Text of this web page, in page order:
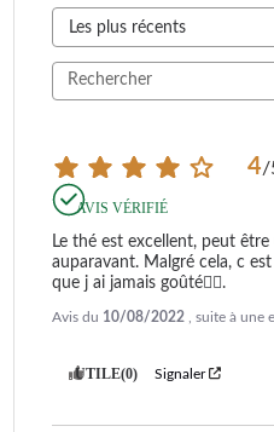
4/
AVIS VÉRIFIÉ
Le thé est excellent, peut
auparavant. Malgré cela, c
que j ai jamais goûté👍🏿.
Avis du 10/08/2022 , suite à une
UTILE(0) Signaler